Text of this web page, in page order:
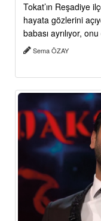
Tokat’ın Reşadiye
hayata gözlerini
babası ayrılıyor,
Sema ÖZAY